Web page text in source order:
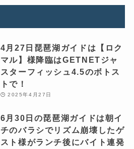
4月27日琵琶湖ガイドは【ロク
マル】様降臨はGETNETジャ
スターフィッシュ4.5のボトス
トで！
2025年4月27日
6月30日の琵琶湖ガイドは朝イ
チのバラシでリズム崩壊したゲ
スト様がランチ後にバイト連発